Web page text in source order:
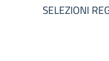
SELEZIONI